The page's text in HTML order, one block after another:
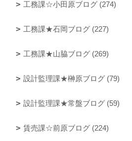
工務課☆小田原ブログ (274)
工務課★石岡ブログ (227)
工務課★山脇ブログ (269)
設計監理課★榊原ブログ (79)
設計監理課★常盤ブログ (59)
賃売課☆前原ブログ (224)